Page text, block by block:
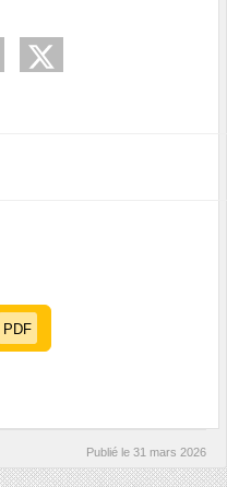
PDF
Publié le 31 mars 2026